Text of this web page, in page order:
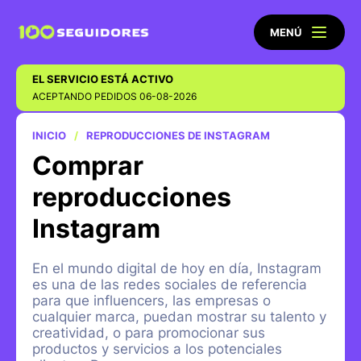
MENÚ
EL SERVICIO ESTÁ ACTIVO
ACEPTANDO PEDIDOS 06-08-2026
INICIO REPRODUCCIONES DE INSTAGRAM
Comprar
reproducciones
Instagram
En el mundo digital de hoy en día, Instagram
es una de las redes sociales de referencia
para que influencers, las empresas o
cualquier marca, puedan mostrar su talento y
creatividad, o para promocionar sus
productos y servicios a los potenciales